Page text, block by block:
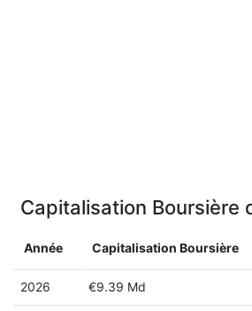
Capitalisation Boursière
Année Capitalisation Boursière
2026 €9.39 Md